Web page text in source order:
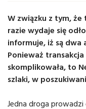
W związku z tym,
razie wydaje się
informuje, iż są dwa
Ponieważ
skomplikowała, to
szlaki, w
Jedna droga